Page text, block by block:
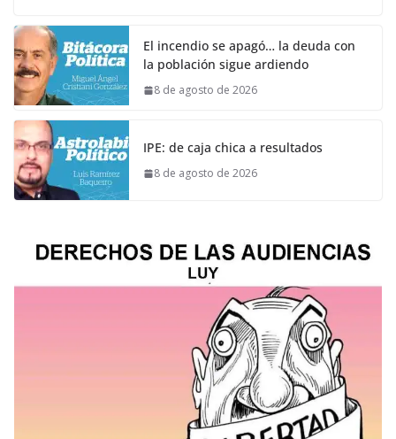
El incendio se apagó… la deuda con
la población sigue ardiendo
8 de agosto de 2026
IPE: de caja chica a resultados
8 de agosto de 2026